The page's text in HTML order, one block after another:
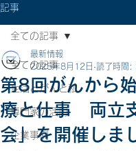
記事
全ての記事
生活とがんと私
専門家の活用
企業事例
全ての記事
第8回がんから
療と仕事 両立
会」を開催しま
最新情報
2025年8月12日 読了時間: